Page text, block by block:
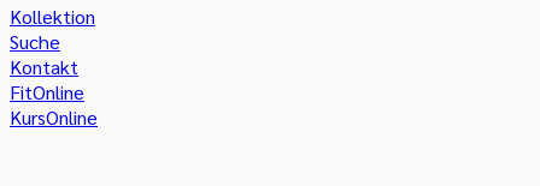
Kollektion
Suche
Kontakt
FitOnline
KursOnline